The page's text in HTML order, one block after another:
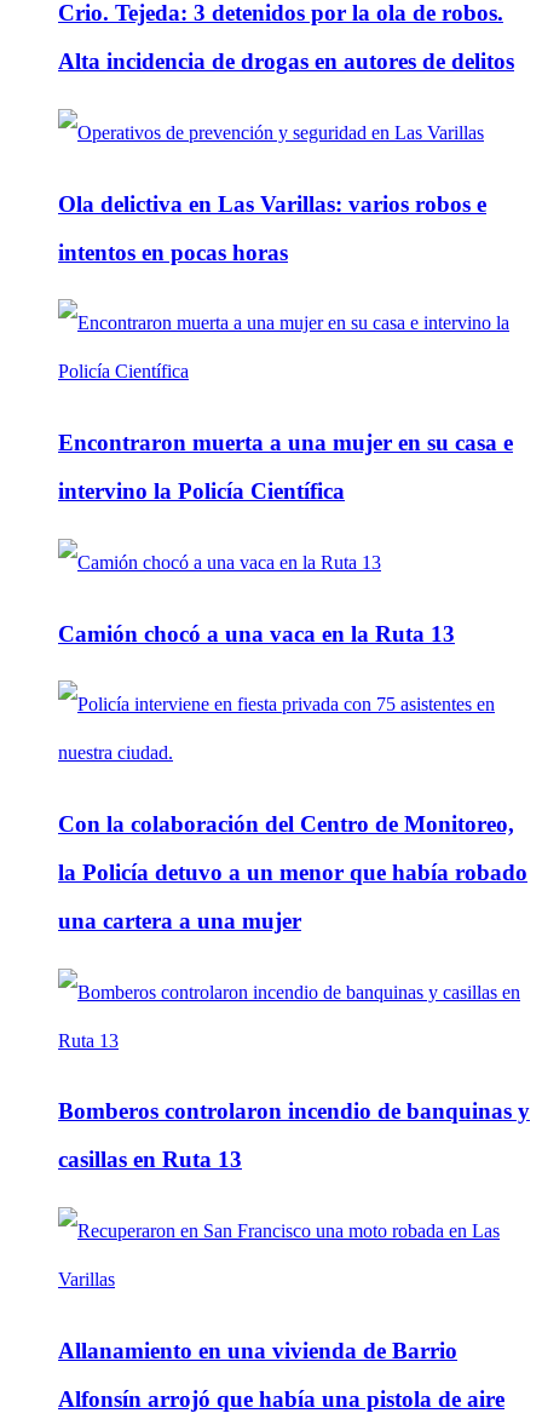
Crio. Tejeda: 3 detenidos por la ola de robos.
Alta incidencia de drogas en autores de delitos
Ola delictiva en Las Varillas: varios robos e
intentos en pocas horas
Encontraron muerta a una mujer en su casa e
intervino la Policía Científica
Camión chocó a una vaca en la Ruta 13
Con la colaboración del Centro de Monitoreo,
la Policía detuvo a un menor que había robado
una cartera a una mujer
Bomberos controlaron incendio de banquinas y
casillas en Ruta 13
Allanamiento en una vivienda de Barrio
Alfonsín arrojó que había una pistola de aire